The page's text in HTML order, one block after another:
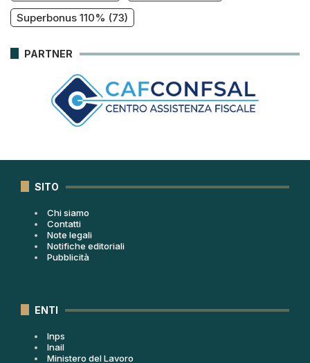
Superbonus 110% (73)
PARTNER
SITO
Chi siamo
Contatti
Note legali
Notifiche editoriali
Pubblicità
ENTI
Inps
Inail
Ministero del Lavoro